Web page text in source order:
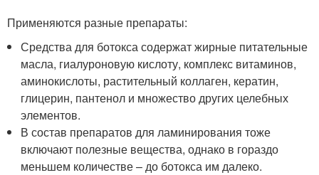
Применяются разные препараты:
Средства для ботокса содержат жирные питательные
масла, гиалуроновую кислоту, комплекс витаминов,
аминокислоты, растительный коллаген, кератин,
глицерин, пантенол и множество других целебных
элементов.
В состав препаратов для ламинирования тоже
включают полезные вещества, однако в гораздо
меньшем количестве – до ботокса им далеко.